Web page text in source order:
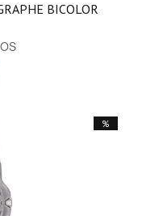
BICOLOR
%